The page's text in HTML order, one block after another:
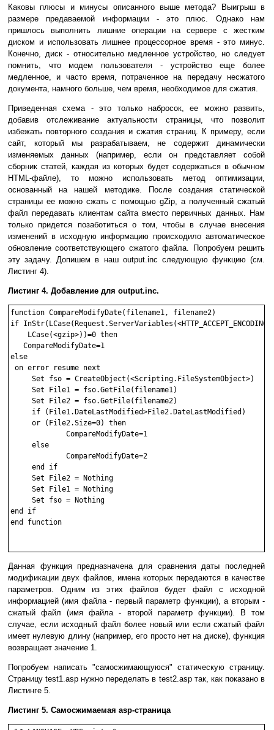
Каковы плюсы и минусы описанного выше метода? Выигрыш в
размере предаваемой информации - это плюс. Однако нам
пришлось выполнить лишние операции на сервере с жестким
диском и использовать лишнее процессорное время - это минус.
Конечно, диск - относительно медленное устройство, но следует
помнить, что модем пользователя - устройство еще более
медленное, и часто время, потраченное на передачу несжатого
документа, намного больше, чем время, необходимое для сжатия.
Приведенная схема - это только набросок, ее можно развить,
добавив отслеживание актуальности страницы, что позволит
избежать повторного создания и сжатия страниц. К примеру, если
сайт, который мы разрабатываем, не содержит динамически
изменяемых данных (например, если он представляет собой
сборник статей, каждая из которых будет содержаться в обычном
HTML-файле), то можно использовать метод оптимизации,
основанный на нашей методике. После создания статической
страницы ее можно сжать с помощью gZip, а полученный сжатый
файл передавать клиентам сайта вместо первичных данных. Нам
только придется позаботиться о том, чтобы в случае внесения
изменений в исходную информацию происходило автоматическое
обновление соответствующего сжатого файла. Попробуем решить
эту задачу. Допишем в наш output.inc следующую функцию (см.
Листинг 4).
Листинг 4. Добавление для output.inc.
function CompareModifyDate(filename1, filename2)
if
    LCase(<gzip>))=0 then
   CompareModifyDate=1
else
on error resume next
     Set fso = CreateObject(<Scripting.FileSystemObject>)
     Set File1 = fso.GetFile(filename1)
     Set File2 = fso.GetFile(filename2)
     if (File1.DateLastModified>File2.DateLastModified)
     or (File2.Size=0) then
             CompareModifyDate=1
     else
             CompareModifyDate=2
     end if
     Set File2 = Nothing
     Set File1 = Nothing
     Set fso = Nothing
end if
end function
Данная функция предназначена для сравнения даты последней
модификации двух файлов, имена которых передаются в качестве
параметров. Одним из этих файлов будет файл с исходной
информацией (имя файла - первый параметр функции), а вторым -
сжатый файл (имя файла - второй параметр функции). В том
случае, если исходный файл более новый или если сжатый файл
имеет нулевую длину (например, его просто нет на диске), функция
возвращает значение 1.
Попробуем написать "самосжимающуюся" статическую страницу.
Страницу test1.asp нужно переделать в test2.asp так, как показано в
Листинге 5.
Листинг 5. Самосжимаемая asp-страница